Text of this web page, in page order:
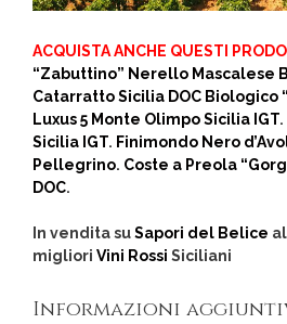
ACQUISTA ANCHE QUESTI
“Zabuttino” Nerello Mascalese
Catarratto Sicilia DOC Biologico
Luxus 5 Monte Olimpo Sicilia IGT.
Sicilia IGT. Finimondo Nero
Pellegrino. Coste a Preola
DOC.
In vendita suSapori del Belice
migliori Vini Rossi Siciliani
Informazioni